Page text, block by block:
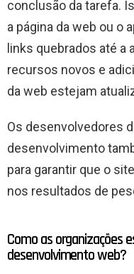
conclusão da tarefa.
a página da web ou o
links quebrados até
recursos novos e
da web estejam
Os desenvolvedores
desenvolvimento
para garantir que o
nos resultados de
Como as organizações
desenvolvimento web?